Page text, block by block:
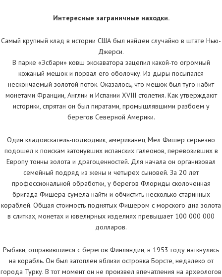
Интересные заграничные находки.
Самый крупный клад в истории США был найден случайно в штате Нью-
Джерси.
В парке «Эсбари» ковш экскаватора зацепил какой-то огромный
кожаный мешок и порвал его оболочку. Из дыры посыпался
нескончаемый золотой поток. Оказалось, что мешок был туго набит
монетами Франции, Англии и Испании XVIII столетия. Как утверждают
историки, спрятан он был пиратами, промышлявшими разбоем у
берегов Северной Америки.
Один кладоискатель-подводник, американец Мел Фишер серьезно
подошел к поискам затонувших испанских галеонов, перевозивших в
Европу тонны золота и драгоценностей. Для начала он организовал
семейный подряд из жены и четырех сыновей. За 20 лет
профессиональной обработки, у берегов Флориды сколоченная
бригада Фишера сумела найти и обчистить несколько старинных
кораблей. Общая стоимость поднятых Фишером с морского дна золота
в слитках, монетах и ювелирных изделиях превышает 100 000 000
долларов.
Рыбаки, отправившиеся с берегов Финляндии, в 1953 году наткнулись
на корабль. Он был затоплен вблизи островка Борсте, недалеко от
города Турку. В тот момент он не произвел впечатления на археологов